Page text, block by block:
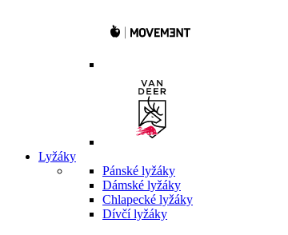
Lyžáky
Pánské lyžáky
Dámské lyžáky
Chlapecké lyžáky
Dívčí lyžáky